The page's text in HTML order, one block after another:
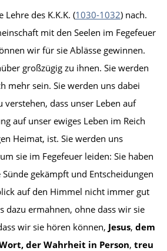
des K.K.K. (1030-1032) nach.
mit den Seelen im Fegefeuer
wir für sie Ablässe gewinnen.
großzügig zu ihnen. Sie werden
mehr sein. Sie werden uns dabei
verstehen, dass unser Leben auf
auf unser ewiges Leben im Reich
Heimat, ist. Sie werden uns
sie im Fegefeuer leiden: Sie haben
gekämpft und Entscheidungen
auf den Himmel nicht immer gut
dazu ermahnen, ohne dass wir sie
wir sie hören können, Jesus, dem
der Wahrheit in Person, treu